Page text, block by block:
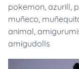
pokemon, azurill,
muñeco,
animal,
amigudolls